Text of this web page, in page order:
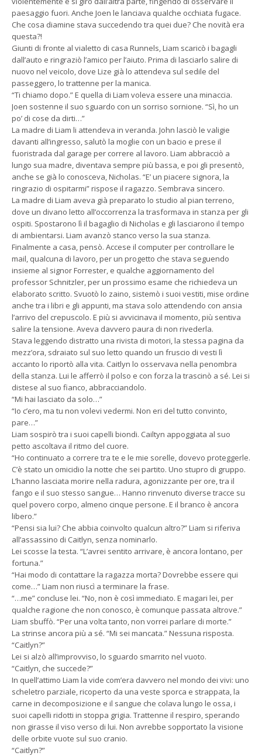
paesaggio fuori. Anche Joen le lanciava qualche occhiata fugace.
Che cosa diamine stava succedendo tra quei due? Che novità era
questa?!
Giunti di fronte al vialetto di casa Runnels, Liam scaricò i bagagli
dall’auto e ringraziò l’amico per l’aiuto. Prima di lasciarlo salire di
nuovo nel veicolo, dove Lize già lo attendeva sul sedile del
passeggero, lo trattenne per la manica.
“Ti chiamo dopo.” E quella di Liam voleva essere una minaccia.
Joen sostenne il suo sguardo con un sorriso sornione. “Sì, ho un
po’ di cose da dirti…”
La madre di Liam li attendeva in veranda. John lasciò le valigie
davanti all’ingresso, salutò la moglie con un bacio e prese il
fuoristrada dal garage per correre al lavoro. Liam abbracciò a
lungo sua madre, diventava sempre più bassa, e poi gli presentò,
anche se già lo conosceva, Nicholas. “E’ un piacere signora, la
ringrazio di ospitarmi” rispose il ragazzo. Sembrava sincero.
La madre di Liam aveva già preparato lo studio al pian terreno,
dove un divano letto all’occorrenza la trasformava in stanza per gli
ospiti. Spostarono lì il bagaglio di Nicholas e gli lasciarono il tempo
di ambientarsi. Liam avanzò stanco verso la sua stanza.
Finalmente a casa, pensò. Accese il computer per controllare le
mail, qualcuna di lavoro, per un progetto che stava seguendo
insieme al signor Forrester, e qualche aggiornamento del
professor Schnitzler, per un prossimo esame che richiedeva un
elaborato scritto. Svuotò lo zaino, sistemò i suoi vestiti, mise ordine
anche tra i libri e gli appunti, ma stava solo attendendo con ansia
l’arrivo del crepuscolo. E più si avvicinava il momento, più sentiva
salire la tensione. Aveva davvero paura di non rivederla.
Stava leggendo distratto una rivista di motori, la stessa pagina da
mezz’ora, sdraiato sul suo letto quando un fruscio di vesti lì
accanto lo riportò alla vita. Caitlyn lo osservava nella penombra
della stanza. Lui le afferrò il polso e con forza la trascinò a sé. Lei si
distese al suo fianco, abbracciandolo.
“Mi hai lasciato da solo…”
“Io c’ero, ma tu non volevi vedermi. Non eri del tutto convinto,
pare…”
Liam sospirò tra i suoi capelli biondi. Cailtyn appoggiata al suo
petto ascoltava il ritmo del cuore.
“Ho continuato a correre tra te e le mie sorelle, dovevo proteggerle.
C’è stato un omicidio la notte che sei partito. Uno stupro di gruppo.
L’hanno lasciata morire nella radura, agonizzante per ore, tra il
fango e il suo stesso sangue… Hanno rinvenuto diverse tracce su
quel povero corpo, almeno cinque persone. E il branco è ancora
libero.”
“Pensi sia lui? Che abbia coinvolto qualcun altro?” Liam si riferiva
all’assassino di Caitlyn, senza nominarlo.
Lei scosse la testa. “L’avrei sentito arrivare, è ancora lontano, per
fortuna.”
“Hai modo di contattare la ragazza morta? Dovrebbe essere qui
come…” Liam non riuscì a terminare la frase.
“…me” concluse lei. “No, non è così immediato. E magari lei, per
qualche ragione che non conosco, è comunque passata altrove.”
Liam sbuffò. “Per una volta tanto, non vorrei parlare di morte.”
La strinse ancora più a sé. “Mi sei mancata.” Nessuna risposta.
“Caitlyn?”
Lei si alzò all’improvviso, lo sguardo smarrito nel vuoto.
“Caitlyn, che succede?”
In quell’attimo Liam la vide com’era davvero nel mondo dei vivi: uno
scheletro parziale, ricoperto da una veste sporca e strappata, la
carne in decomposizione e il sangue che colava lungo le ossa, i
suoi capelli ridotti in stoppa grigia. Trattenne il respiro, sperando
non girasse il viso verso di lui. Non avrebbe sopportato la visione
delle orbite vuote sul suo cranio.
“Caitlyn?”